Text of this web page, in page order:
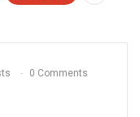
0 Comments